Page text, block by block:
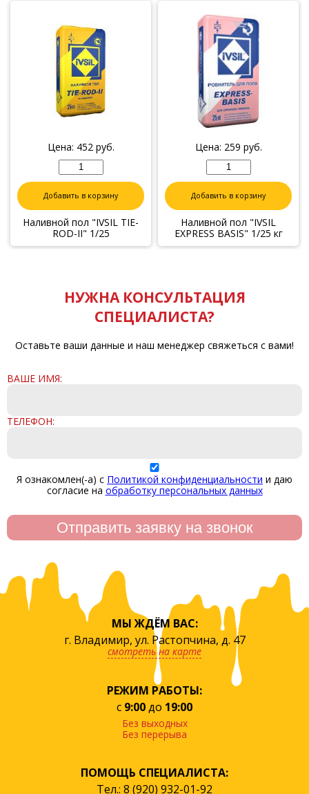
Цена: 452руб.
Добавить в корзину
Наливной пол "IVSIL TIE-
ROD-II" 1/25
Цена: 259 руб.
Добавить в корзину
Наливной пол "IVSIL
EXPRESS BASIS" 1/25 кг
НУЖНА КОНСУЛЬТАЦИЯ
СПЕЦИАЛИСТА?
Оставьте ваши данные и наш менеджер свяжеться с вами!
ВАШЕ ИМЯ:
ТЕЛЕФОН:
Я ознакомлен(-а) с Политикой конфиденциальности и даю
согласие на обработку персональных данных
МЫ ЖДЁМ ВАС:
г. Владимир, ул. Растопчина, д. 47
смотреть на карте
РЕЖИМ РАБОТЫ:
с 9:00до 19:00
Без выходных
Без перерыва
ПОМОЩЬ СПЕЦИАЛИСТА:
Тел.: 8 (920) 932-01-92